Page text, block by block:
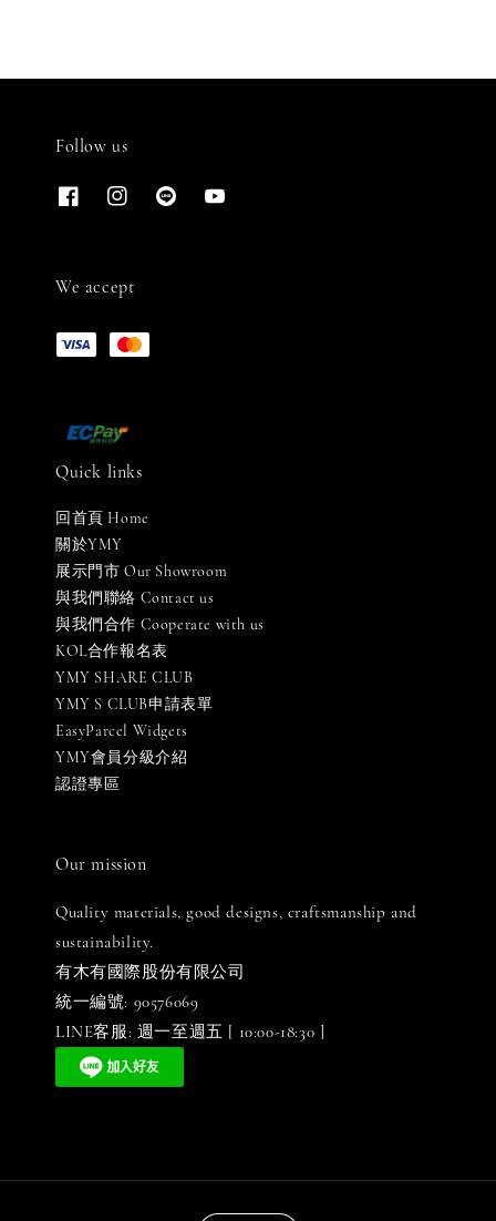
Follow us
We accept
Quick links
回首頁 Home
關於YMY
展示門市 Our Showroom
與我們聯絡 Contact us
與我們合作 Cooperate with us
KOL合作報名表
YMY SHARE CLUB
YMY S CLUB申請表單
EasyParcel Widgets
YMY會員分級介紹
認證專區
Our mission
Quality materials, good designs, craftsmanship and
sustainability.
有木有國際股份有限公司
統一編號: 90576069
LINE客服: 週一至週五 [ 10:00-18:30 ]